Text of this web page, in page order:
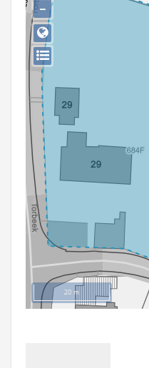
Persoon of collectief
Downloads
Hergebruik
Aanmelden
20 m
−